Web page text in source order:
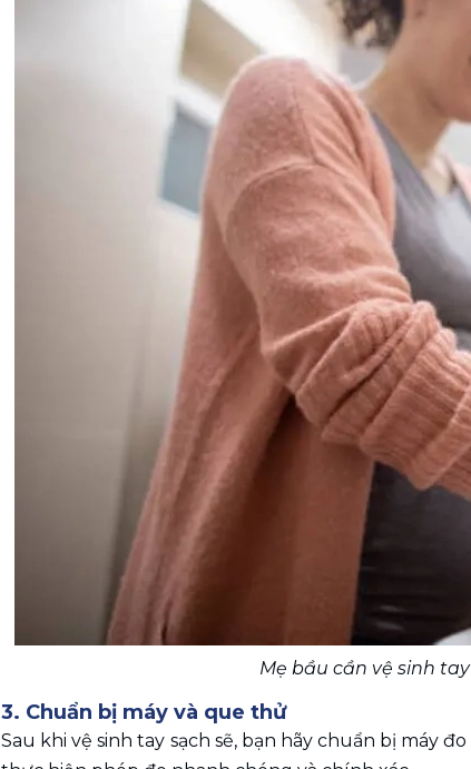
Mẹ bầu cần vệ sinh
3. Chuẩn bị máy và que thử
Sau khi vệ sinh tay sạch sẽ, bạn hãy chuẩn bị máy